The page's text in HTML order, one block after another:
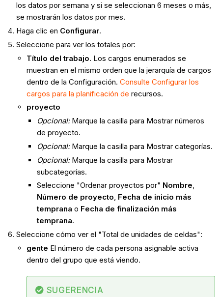
los datos por semana y si se seleccionan 6 meses o más,
se mostrarán los datos por mes.
Haga clic en Configurar.
Seleccione para ver los totales por:
Título del trabajo. Los cargos enumerados se
muestran en el mismo orden que la jerarquía de cargos
dentro de la Configuración. Consulte Configurar los
cargos para la planificación de recursos.
proyecto
Opcional:Marque la casilla para Mostrar números
de proyecto.
Opcional: Marque la casilla para Mostrar categorías.
Opcional:Marque la casilla para Mostrar
subcategorías.
Seleccione "Ordenar proyectos por" Nombre,
Número de proyecto, Fecha de inicio más
temprana o Fecha de finalización más
temprana.
Seleccione cómo ver el "Total de unidades de celdas":
gente El número de cada persona asignable activa
dentro del grupo que está viendo.
SUGERENCIA